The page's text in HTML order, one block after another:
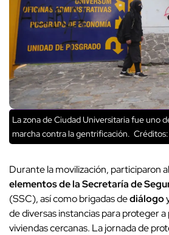
La zona de Ciudad Universitaria fue uno
marcha contra la gentrificación.
Durante la movilización, participaron
elementos de la Secretaría de
(SSC), así como brigadas dediálogo
de diversas instancias para proteger
viviendas cercanas. La jornada de